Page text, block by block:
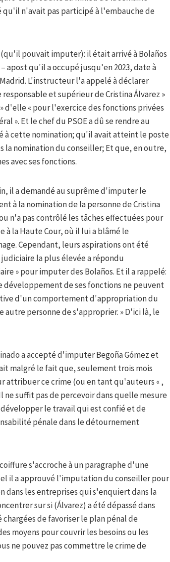
qu'il n'avait pas participé à l'embauche de
pouvait imputer): il était arrivé à Bolaños
apost qu'il a occupé jusqu'en 2023, date à
L'instructeur l'a appelé à déclarer
et supérieur de Cristina Álvarez »
d'elle « pour l'exercice des fonctions privées
». Et le chef du PSOE a dû se rendre au
à cette nomination; qu'il avait atteint le poste
la nomination du conseiller; Et que, en outre,
avec ses fonctions.
il a demandé au suprême d'imputer le
à la nomination de la personne de Cristina
n'a pas contrôlé les tâches effectuées pour
à la Haute Cour, où il lui a blâmé le
Cependant, leurs aspirations ont été
la plus élevée a répondu
» pour imputer des Bolaños. Et il a rappelé:
de ses fonctions ne peuvent
d'un comportement d'appropriation du
personne de s'approprier. » D'ici là, le
a accepté d'imputer Begoña Gómez et
malgré le fait que, seulement trois mois
attribuer ce crime (ou en tant qu'auteurs « ,
ne suffit pas de percevoir dans quelle mesure
le travail qui est confié et de
pénale dans le détournement
s'accroche à un paragraphe d'une
il a approuvé l'imputation du conseiller pour
les entreprises qui s'enquiert dans la
sur si (Álvarez) a été dépassé dans
de favoriser le plan pénal de
moyens pour couvrir les besoins ou les
ne pouvez pas commettre le crime de